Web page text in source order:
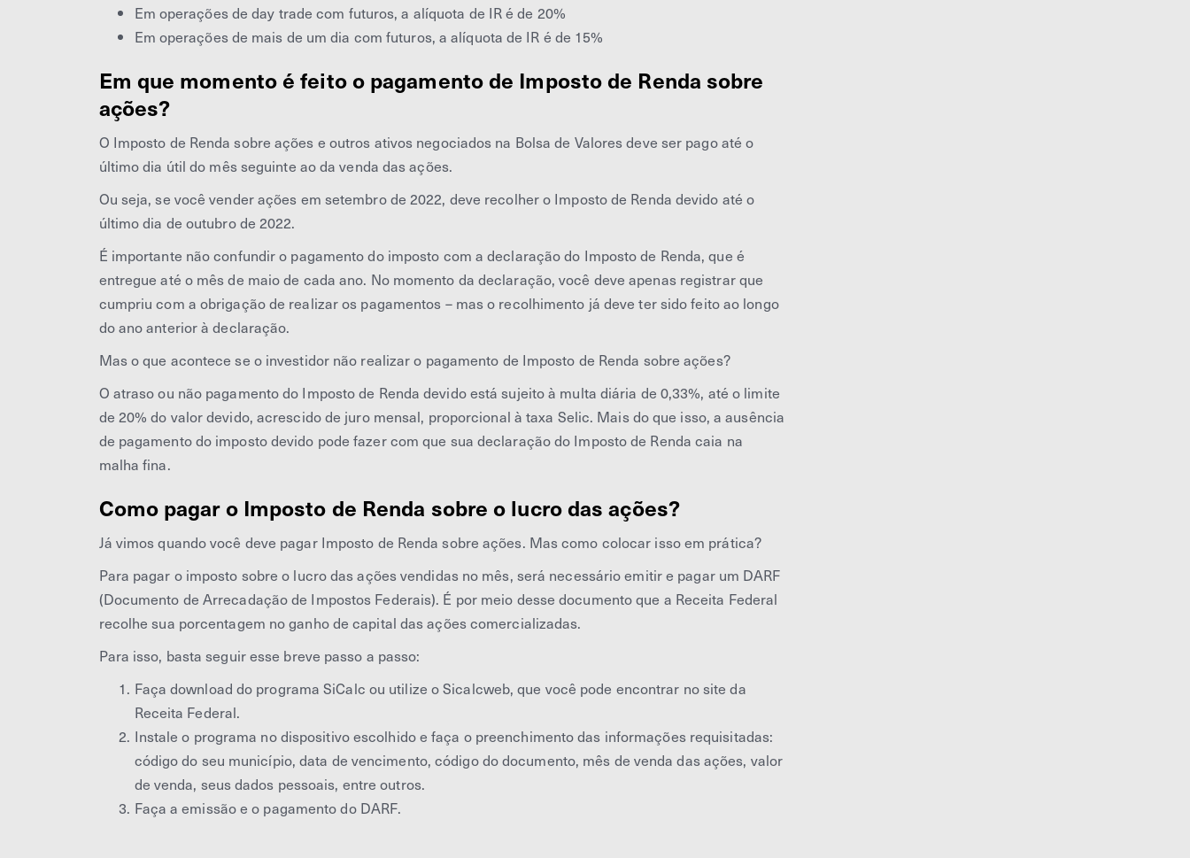
Em operações de day trade com futuros, a alíquota de IR é de 20%
Em operações de mais de um dia com futuros, a alíquota de IR é de 15%
Em que momento é feito o pagamento de Imposto de Renda sobre
ações?
O Imposto de Renda sobre ações e outros ativos negociados na Bolsa de Valores deve ser pago até o
último dia útil do mês seguinte ao da venda das ações.
Ou seja, se você vender ações em setembro de 2022, deve recolher o Imposto de Renda devido até o
último dia de outubro de 2022.
É importante não confundir o pagamento do imposto com a declaração do Imposto de Renda, que é
entregue até o mês de maio de cada ano. No momento da declaração, você deve apenas registrar que
cumpriu com a obrigação de realizar os pagamentos – mas o recolhimento já deve ter sido feito ao longo
do ano anterior à declaração.
Mas o que acontece se o investidor não realizar o pagamento de Imposto de Renda sobre ações?
O atraso ou não pagamento do Imposto de Renda devido está sujeito à multa diária de 0,33%, até o limite
de 20% do valor devido, acrescido de juro mensal, proporcional à taxa Selic. Mais do que isso, a ausência
de pagamento do imposto devido pode fazer com que sua declaração do Imposto de Renda caia na
malha fina.
Como pagar o Imposto de Renda sobre o lucro das ações?
Já vimos quando você deve pagar Imposto de Renda sobre ações. Mas como colocar isso em prática?
Para pagar o imposto sobre o lucro das ações vendidas no mês, será necessário emitir e pagar um DARF
(Documento de Arrecadação de Impostos Federais). É por meio desse documento que a Receita Federal
recolhe sua porcentagem no ganho de capital das ações comercializadas.
Para isso, basta seguir esse breve passo a passo:
Faça download do programa SiCalc ou utilize o Sicalcweb, que você pode encontrar no site da
Receita Federal.
Instale o programa no dispositivo escolhido e faça o preenchimento das informações requisitadas:
código do seu município, data de vencimento, código do documento, mês de venda das ações, valor
de venda, seus dados pessoais, entre outros.
Faça a emissão e o pagamento do DARF.